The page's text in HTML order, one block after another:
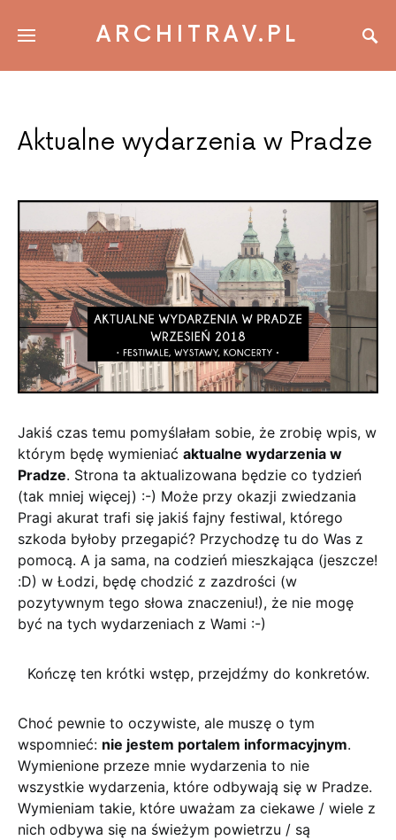
ARCHITRAV.PL
Aktualne wydarzenia w Pradze
Jakiś czas temu pomyślałam sobie, że zrobię wpis, w
którym będę wymieniać aktualne wydarzenia w
Pradze. Strona ta aktualizowana będzie co tydzień
(tak mniej więcej) :-) Może przy okazji zwiedzania
Pragi akurat trafi się jakiś fajny festiwal, którego
szkoda byłoby przegapić? Przychodzę tu do Was z
pomocą. A ja sama, na codzień mieszkająca (jeszcze!
:D) w Łodzi, będę chodzić z zazdrości (w
pozytywnym tego słowa znaczeniu!), że nie mogę
być na tych wydarzeniach z Wami :-)
Kończę ten krótki wstęp, przejdźmy do konkretów.
Choć pewnie to oczywiste, ale muszę o tym
wspomnieć: nie jestem portalem informacyjnym.
Wymienione przeze mnie wydarzenia to nie
wszystkie wydarzenia, które odbywają się w Pradze.
Wymieniam takie, które uważam za ciekawe / wiele z
nich odbywa się na świeżym powietrzu / są